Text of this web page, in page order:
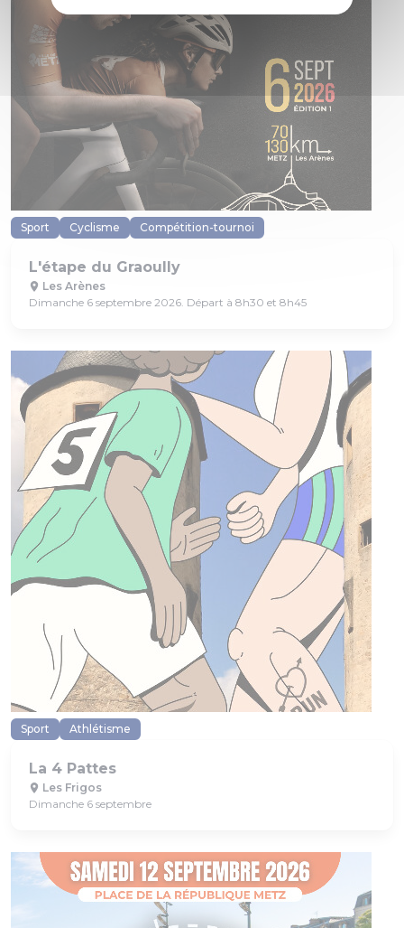
Sport Cyclisme Compétition-tournoi
L'étape du Graoully
Les Arènes
Dimanche 6 septembre 2026. Départ à 8h30 et 8h45
Sport Athlétisme
La 4 Pattes
Les Frigos
Dimanche 6 septembre